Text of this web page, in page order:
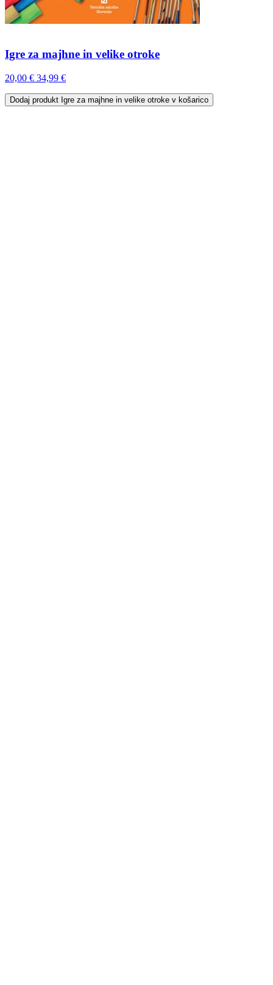
Igre za majhne in velike otroke
20,00 € 34,99 €
Dodaj produkt Igre za majhne in velike otroke v košarico